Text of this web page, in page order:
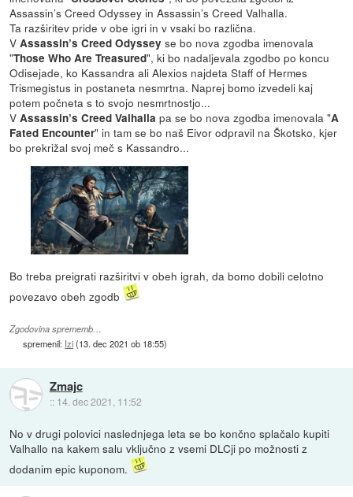
Assassin’s Creed Odyssey in Assassin’s Creed Valhalla.
Ta razširitev pride v obe igri in v vsaki bo različna.
VAssassin’s Creed Odyssey se bo nova zgodba imenovala
"Those Who Are Treasured", ki bo nadaljevala zgodbo po koncu
Odisejade, ko Kassandra ali Alexios najdeta Staff of Hermes
Trismegistus in postaneta nesmrtna. Naprej bomo izvedeli kaj
potem počneta s to svojo nesmrtnostjo...
VAssassin’s Creed Valhalla pa se bo nova zgodba imenovala "A
Fated Encounter" in tam se bo naš Eivor odpravil na Škotsko, kjer
bo prekrižal svoj meč s Kassandro...
Bo treba preigrati razširitvi v obeh igrah, da bomo dobili celotno
povezavo obeh zgodb
Zgodovina sprememb…
spremenil: Izi(13. dec 2021 ob 18:55)
Zmajc
:: 14. dec 2021, 11:52
No v drugi polovici naslednjega leta se bo končno splačalo kupiti
Valhallo na kakem salu vključno z vsemi DLCji po možnosti z
dodanim epic kuponom.